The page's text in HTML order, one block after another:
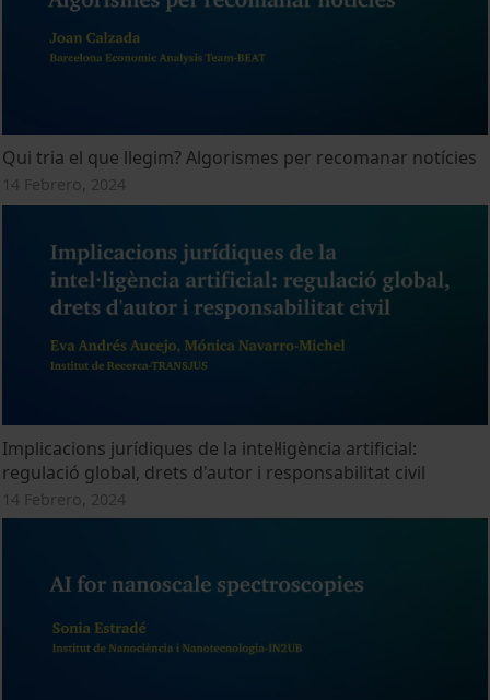
Qui tria el que llegim? Algorismes per recomanar notícies
14 Febrero, 2024
Implicacions jurídiques de la intel·ligència artificial:
regulació global, drets d'autor i responsabilitat civil
14 Febrero, 2024